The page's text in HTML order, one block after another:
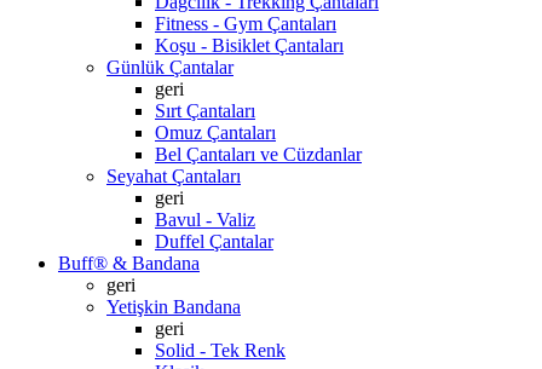
Fitness - Gym Çantaları
Koşu - Bisiklet Çantaları
Günlük Çantalar
geri
Sırt Çantaları
Omuz Çantaları
Bel Çantaları ve Cüzdanlar
Seyahat Çantaları
geri
Bavul - Valiz
Duffel Çantalar
Buff® & Bandana
geri
Yetişkin Bandana
geri
Solid - Tek Renk